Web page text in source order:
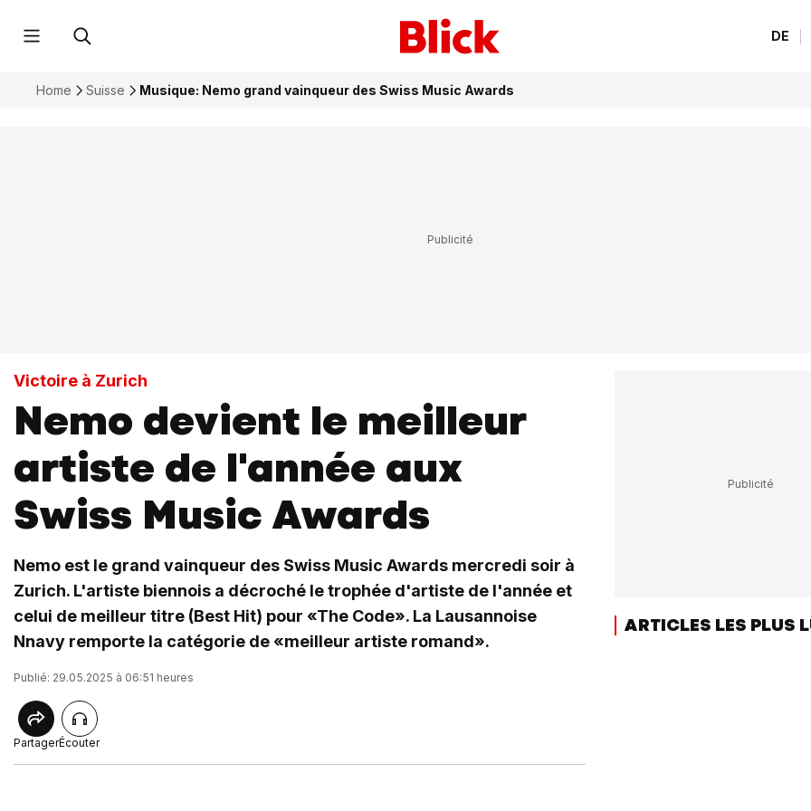
DE
Home Suisse Musique: Nemo grand vainqueur des Swiss Music Awards
Victoire à Zurich
Nemo devient le meilleur
artiste de l'année aux
Swiss Music Awards
Nemo est le grand vainqueur des Swiss Music Awards mercredi soir à
Zurich. L'artiste biennois a décroché le trophée d'artiste de l'année et
celui de meilleur titre (Best Hit) pour «The Code». La Lausannoise
Nnavy remporte la catégorie de «meilleur artiste romand».
Publié: 29.05.2025 à 06:51 heures
PartagerÉcouter
ARTICLES LES PLUS